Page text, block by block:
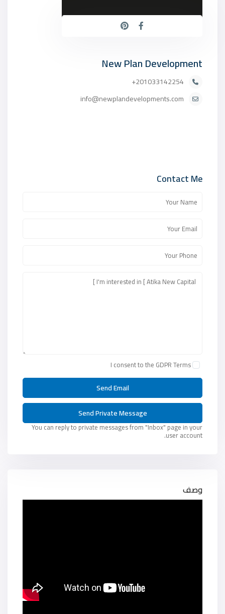
وصف
New Plan Development
201033142254+
info@newplandevelopments.com
Contact Me
I consent to the GDPR Terms
You can reply to private messages from "Inbox" page in your
user account.